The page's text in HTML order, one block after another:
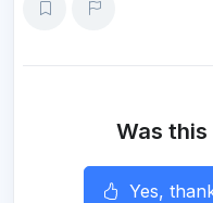
Was
Yes,